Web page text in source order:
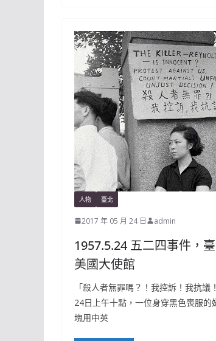
人物 臺北
2017 年 05 月 24 日 admin
1957.5.24 五二四事件，
美國大使館
「殺人者無罪嗎？！我控訴！我抗議
24日上午十點，一位身穿黑色喪服的
塊用中英